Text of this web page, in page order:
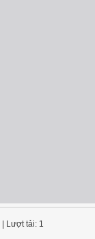
| Lượt tải: 1